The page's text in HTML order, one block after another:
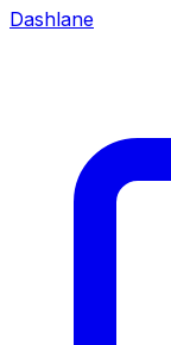
Dashlane